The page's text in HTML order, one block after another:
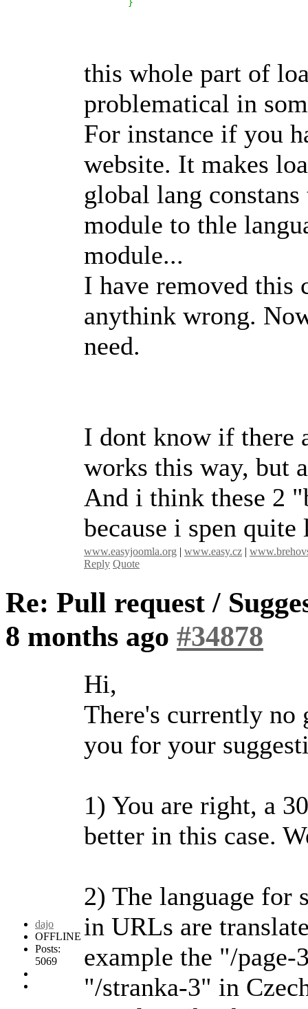
}
this whole part of
problematical in
For instance if you
website. It makes
global lang
module to thle
module...
I have removed this
anythink wrong.
need.
I dont know if there
works this way, but
And i think these 2
because i spen
www.easyjoomla.org | www.easy.cz |
Reply Quote
Re: Pull request /
8 months ago #34878
dajo
OFFLINE
Posts:
5069
Hi,
There's currently no
you for your
1) You are right, a
better in this case.
2) The language for
in URLs are
example the "/
"/stranka-3" in